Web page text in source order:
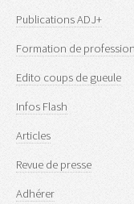
Publications ADJ+
Formation de
Edito coups de gueule
Infos Flash
Articles
Revue de presse
Adhérer